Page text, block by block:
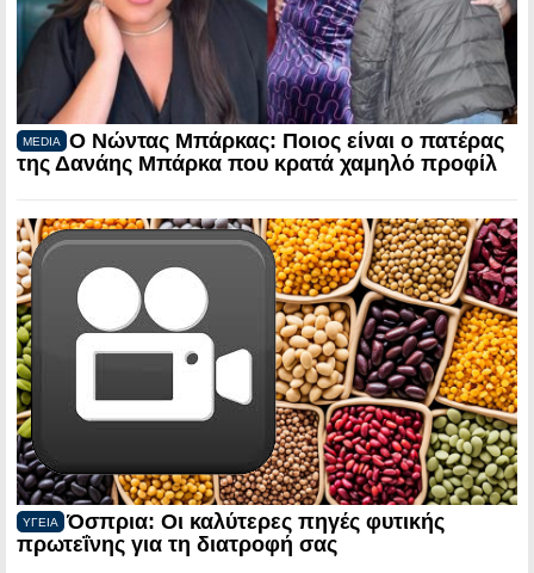
MEDIA
Ο Νώντας Μπάρκας: Ποιος είναι ο πατέρας
της Δανάης Μπάρκα που κρατά χαμηλό προφίλ
ΥΓΕΙΑ
Όσπρια: Οι καλύτερες πηγές φυτικής
πρωτεΐνης για τη διατροφή σας